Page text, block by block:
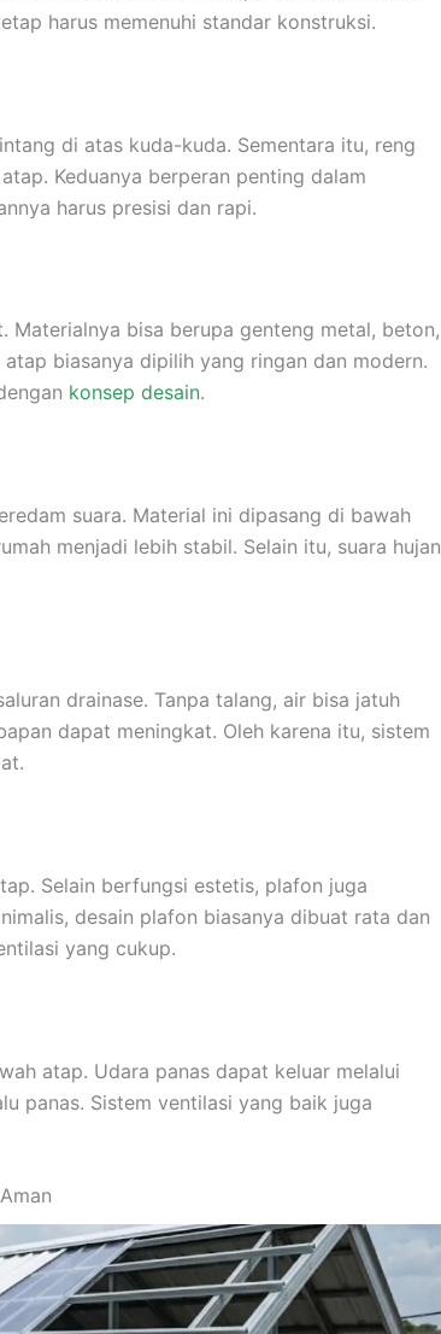
harus memenuhi standar konstruksi.
di atas kuda-kuda. Sementara itu, reng
Keduanya berperan penting dalam
harus presisi dan rapi.
Materialnya bisa berupa genteng metal, beton,
biasanya dipilih yang ringan dan modern.
konsep desain.
suara. Material ini dipasang di bawah
menjadi lebih stabil. Selain itu, suara hujan
drainase. Tanpa talang, air bisa jatuh
dapat meningkat. Oleh karena itu, sistem
Selain berfungsi estetis, plafon juga
desain plafon biasanya dibuat rata dan
yang cukup.
atap. Udara panas dapat keluar melalui
panas. Sistem ventilasi yang baik juga